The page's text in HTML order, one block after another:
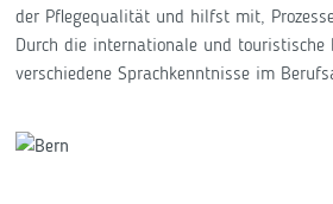
der Pflegequalität und hilfst mit,
Durch die internationale und touristische
verschiedene Sprachkenntnisse im